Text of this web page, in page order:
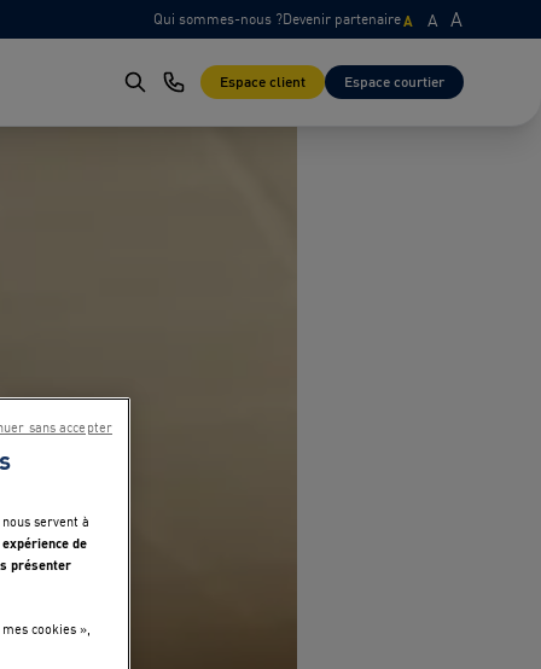
Qui sommes-nous ?Devenir partenaireA A A
Espace client Espace courtier
servent à
de
présenter
cookies »,
sans accepter